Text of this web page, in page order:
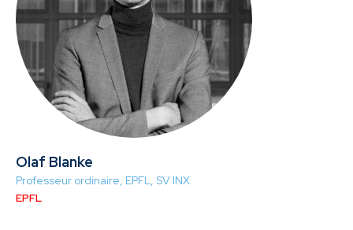
Olaf Blanke
Professeur ordinaire, EPFL, SV INX
EPFL